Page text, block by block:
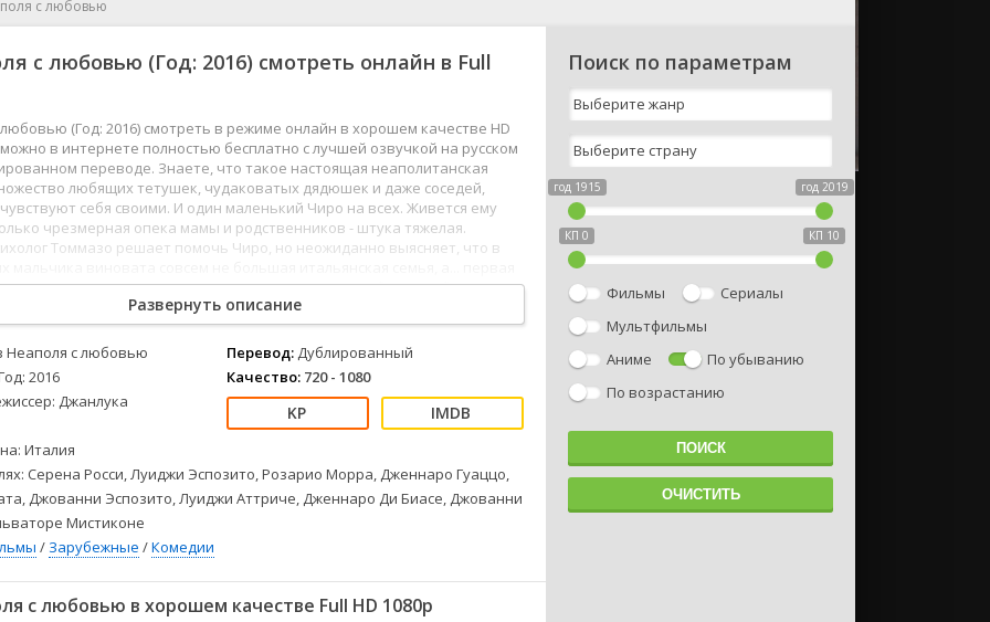
Боевики
Детективы
Детские
Драмы
Комедии
Мелодрамы
Семейные
Спорт
Триллеры
Ужасы
Фантастика
2023
2022
2021
Русские
Фильмы из соцетей
с любовью
с любовью (Год: 2016) смотреть онлайн в Full
(Год: 2016) смотреть в режиме онлайн в хорошем качестве HD
можно в интернете полностью бесплатно с лучшей озвучкой на русском
переводе. Знаете, что такое настоящая неаполитанская
любящих тетушек, чудаковатых дядюшек и даже соседей,
себя своими. И один маленький Чиро на всех. Живется ему
чрезмерная опека мамы и родственников - штука тяжелая.
Томмазо решает помочь Чиро, но неожиданно выясняет, что в
соглашение: Томмазо поможет Чиро влюбить в себя
а в ответ Чиро поможет застенчивому психологу завоевать
своей матери, шикарной и недоступной Деборы.
Развернуть описание
Неаполя с любовью
2016
Джанлука
Италия
Перевод: Дублированный
Качество: 720 - 1080
Серена Росси, Луиджи Эспозито, Розарио Морра, Дженнаро Гуаццо,
Джованни Эспозито, Луиджи Аттриче, Дженнаро Ди Биасе, Джованни
Мистиконе
/ Зарубежные /Комедии
с любовью в хорошем качестве Full HD 1080p
Поиск по параметрам
год 1915 год 2019
КП 0 КП 10
Фильмы
Сериалы
Мультфильмы
Аниме
По убыванию
По возрастанию